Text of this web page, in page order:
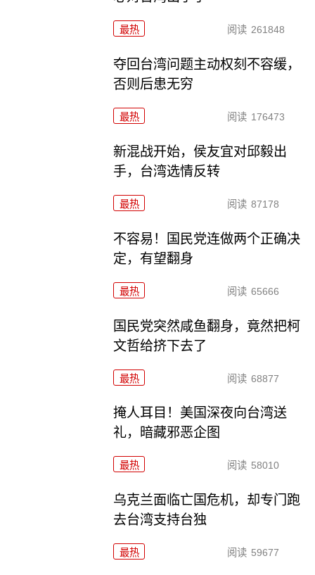
最热 阅读 261848
夺回台湾问题主动权刻不容缓，
否则后患无穷
最热 阅读 176473
新混战开始，侯友宜对邱毅出
手，台湾选情反转
最热 阅读 87178
不容易！国民党连做两个正确决
定，有望翻身
最热 阅读 65666
国民党突然咸鱼翻身，竟然把柯
文哲给挤下去了
最热 阅读 68877
掩人耳目！美国深夜向台湾送
礼，暗藏邪恶企图
最热 阅读 58010
乌克兰面临亡国危机，却专门跑
去台湾支持台独
最热 阅读 59677